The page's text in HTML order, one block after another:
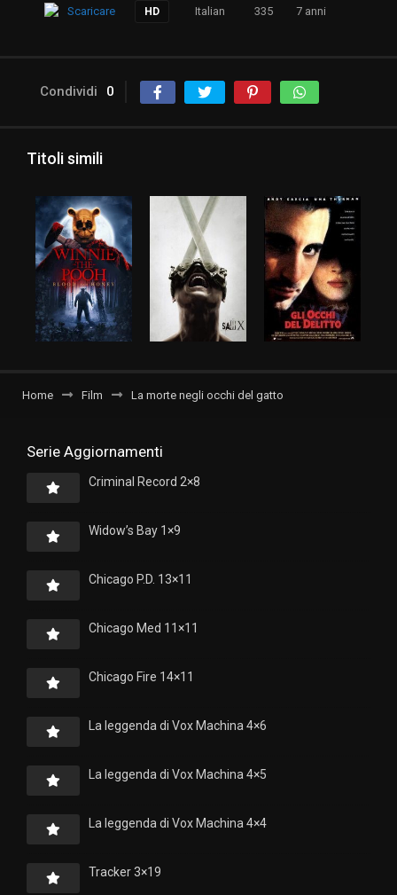
Scaricare HD Italian 335 7 anni
Condividi 0
Titoli simili
Home Film La morte negli occhi del gatto
Serie Aggiornamenti
Criminal Record 2×8
Widow’s Bay 1×9
Chicago P.D. 13×11
Chicago Med 11×11
Chicago Fire 14×11
La leggenda di Vox Machina 4×6
La leggenda di Vox Machina 4×5
La leggenda di Vox Machina 4×4
Tracker 3×19